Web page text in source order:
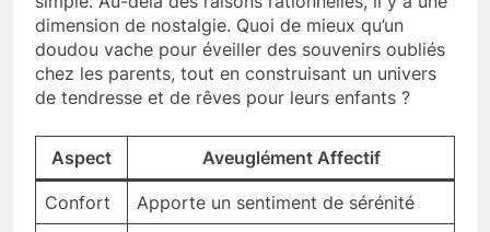
dimension de nostalgie. Quoi de mieux qu’un
doudou vache pour éveiller des souvenirs oubliés
chez les parents, tout en construisant un univers
de tendresse et de rêves pour leurs enfants ?
Aspect Aveuglément Affectif
Confort
Apporte un sentiment de sérénité